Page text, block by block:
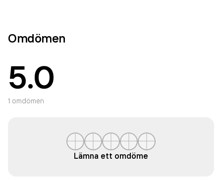
Omdömen
5.0
1 omdömen
Lämna ett omdöme